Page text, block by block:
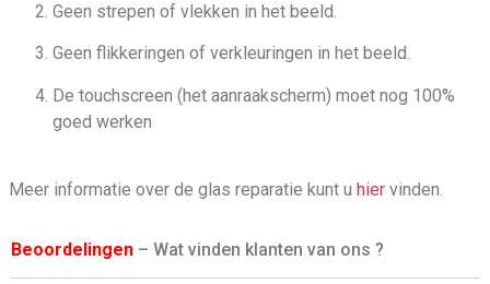
Geen strepen of vlekken in het beeld.
Geen flikkeringen of verkleuringen in het beeld.
De touchscreen (het aanraakscherm) moet nog 100%
goed werken
Meer informatie over de glas reparatie kunt u hier vinden.
Beoordelingen – Wat vinden klanten van ons ?